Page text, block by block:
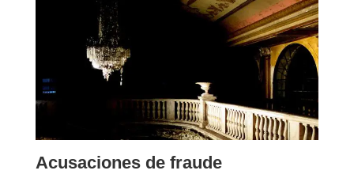
Acusaciones de fraude